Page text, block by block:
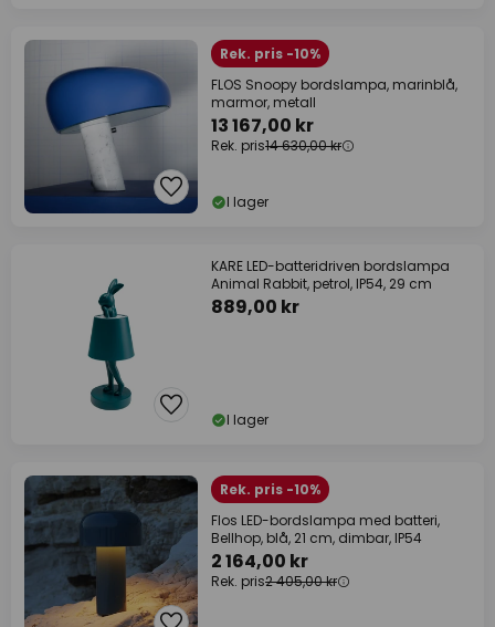
Rek. pris -10%
FLOS Snoopy bordslampa, marinblå,
marmor, metall
13 167,00 kr
Rek. pris14 630,00 kr
I lager
KARE LED-batteridriven bordslampa
Animal Rabbit, petrol, IP54, 29 cm
889,00 kr
I lager
Rek. pris -10%
Flos LED-bordslampa med batteri,
Bellhop, blå, 21 cm, dimbar, IP54
2 164,00 kr
Rek. pris2 405,00 kr